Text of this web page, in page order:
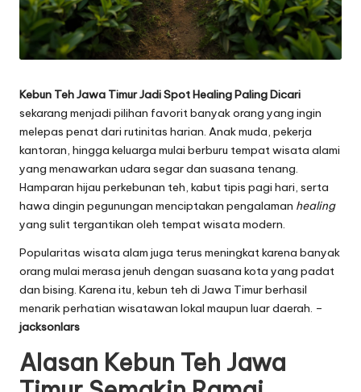
Kebun Teh Jawa Timur Jadi Spot Healing Paling Dicari
sekarang menjadi pilihan favorit banyak orang yang ingin
melepas penat dari rutinitas harian. Anak muda, pekerja
kantoran, hingga keluarga mulai berburu tempat wisata alami
yang menawarkan udara segar dan suasana tenang.
Hamparan hijau perkebunan teh, kabut tipis pagi hari, serta
hawa dingin pegunungan menciptakan pengalaman healing
yang sulit tergantikan oleh tempat wisata modern.
Popularitas wisata alam juga terus meningkat karena banyak
orang mulai merasa jenuh dengan suasana kota yang padat
dan bising. Karena itu, kebun teh di Jawa Timur berhasil
menarik perhatian wisatawan lokal maupun luar daerah. –
jacksonlars
Alasan Kebun Teh Jawa